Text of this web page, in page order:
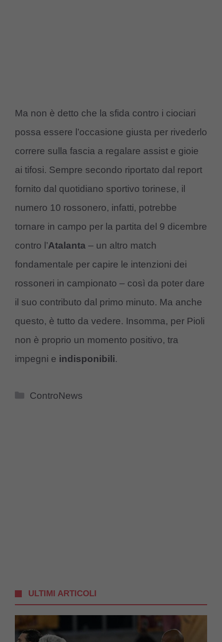
Ma non è detto che la sfida contro i ciociari
possa essere l’occasione giusta per rivederlo
correre sulla fascia a regalare assist e gioie
ai tifosi. Sempre secondo riportato dal report
fornito dal quotidiano sportivo torinese, il
numero 10 rossonero, infatti, potrebbe
tornare in campo per la partita del 9 dicembre
contro l’Atalanta – un altro match
fondamentale per capire le intenzioni dei
rossoneri in campionato – così da poter dare
il suo contributo dal primo minuto. Ma anche
questo, è tutto da vedere. Insomma, per Pioli
non è proprio un momento positivo, tra
impegni e indisponibili.
Categorie
ControNews
ULTIMI ARTICOLI